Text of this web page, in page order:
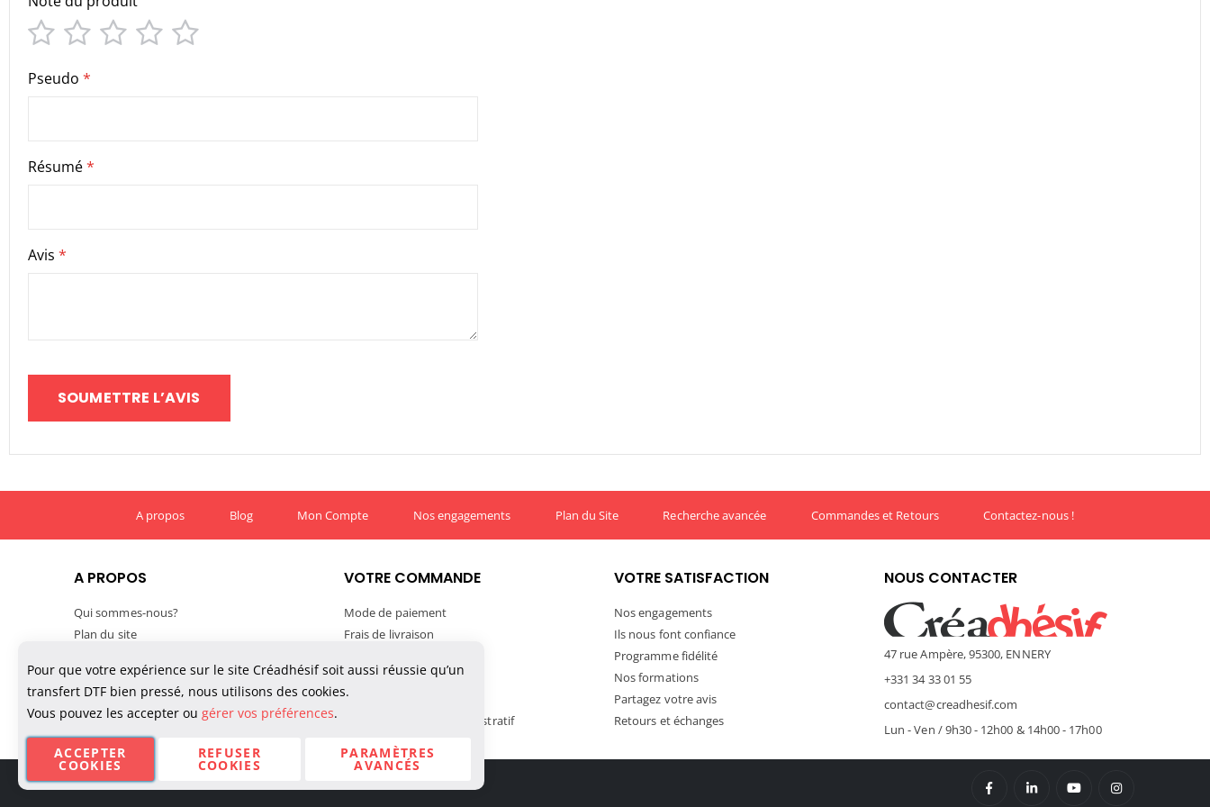
1
star
2
stars
3
stars
4
stars
Pseudo
Résumé
Avis
SOUMETTRE L’AVIS
A propos Blog Mon Compte Nos engagements Plan du Site Recherche avancée Commandes et Retours Contactez-nous !
A PROPOS
Qui sommes-nous?
Plan du site
Conditions générales de vente
Confidentialité des données
Politique de cookies
VOTRE COMMANDE
Mode de paiement
Frais de livraison
Suivre votre commande
TVA et exportation
Paiement Mandat Administratif
VOTRE SATISFACTION
Nos engagements
Ils nous font confiance
Programme fidélité
Nos formations
Partagez votre avis
Retours et échanges
NOUS CONTACTER
47 rue Ampère, 95300, ENNERY
+331 34 33 01 55
contact@creadhesif.com
Lun - Ven / 9h30 - 12h00 & 14h00 - 17h00
© Créadhésif 2025. Tous Droits Réservés.
Pour que votre expérience sur le site Créadhésif soit aussi réussie qu’un
transfert DTF bien pressé, nous utilisons des cookies.
Vous pouvez les accepter ou gérer vos préférences.
ACCEPTER
COOKIES
PARAMÈTRES
AVANCÉS
REFUSER
COOKIES